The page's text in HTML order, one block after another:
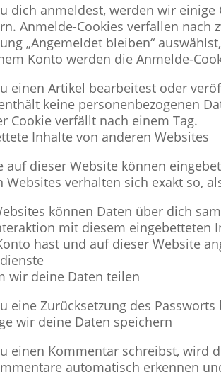
dich anmeldest, werden wir
Anmelde-Cookies verfallen nach
„Angemeldet bleiben“
Konto werden die Anmelde-
einen Artikel bearbeitest oder
keine personenbezogenen
Cookie verfällt nach einem Tag.
Inhalte von anderen Websites
auf dieser Website können
Websites verhalten sich exakt so,
können Daten über dich
mit diesem eingebetteten
hast und auf dieser Website
wir deine Daten teilen
eine Zurücksetzung des
wir deine Daten speichern
einen Kommentar schreibst, wird
automatisch erkennen